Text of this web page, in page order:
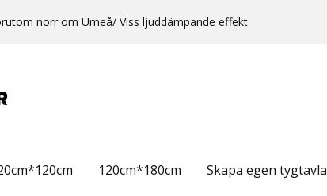
norr om Umeå/ Viss ljuddämpande effekt
120cm*180cm Skapa egen tygtavla